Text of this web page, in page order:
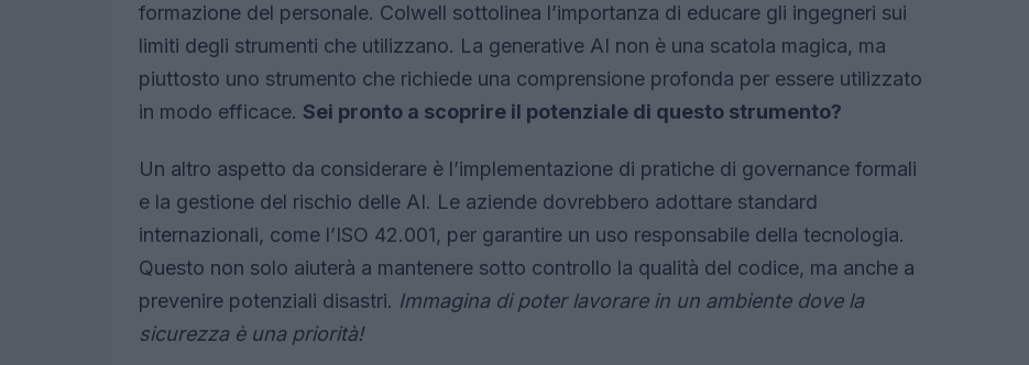
formazione del personale. Colwell sottolinea l’importanza di educare gli ingegneri sui
limiti degli strumenti che utilizzano. La generative AI non è una scatola magica, ma
piuttosto uno strumento che richiede una comprensione profonda per essere utilizzato
in modo efficace. Sei pronto a scoprire il potenziale di questo strumento?
Un altro aspetto da considerare è l’implementazione di pratiche di governance formali
e la gestione del rischio delle AI. Le aziende dovrebbero adottare standard
internazionali, come l’ISO 42.001, per garantire un uso responsabile della tecnologia.
Questo non solo aiuterà a mantenere sotto controllo la qualità del codice, ma anche a
prevenire potenziali disastri. Immagina di poter lavorare in un ambiente dove la
sicurezza è una priorità!